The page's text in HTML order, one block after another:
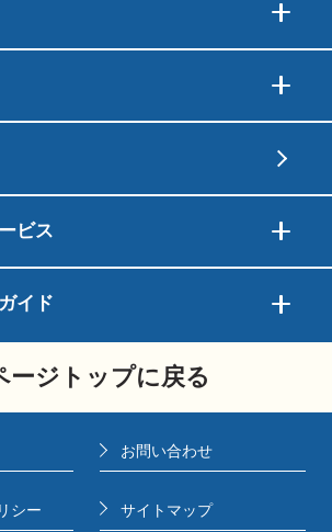
ビス
イド
ージトップに戻る
お問い合わせ
シー サイトマップ